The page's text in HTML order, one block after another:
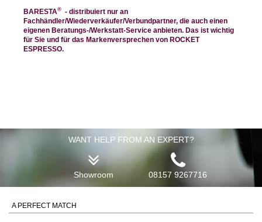
BARESTA® - distribuiert nur an
Fachhändler/Wiederverkäufer/Verbundpartner, die auch einen
eigenen Beratungs-/Werkstatt-Service anbieten. Das ist wichtig
für Sie und für das Markenversprechen von ROCKET
ESPRESSO.
WANT HELP FROM AN EXPERT?
Showroom 08157 9267716
A PERFECT MATCH